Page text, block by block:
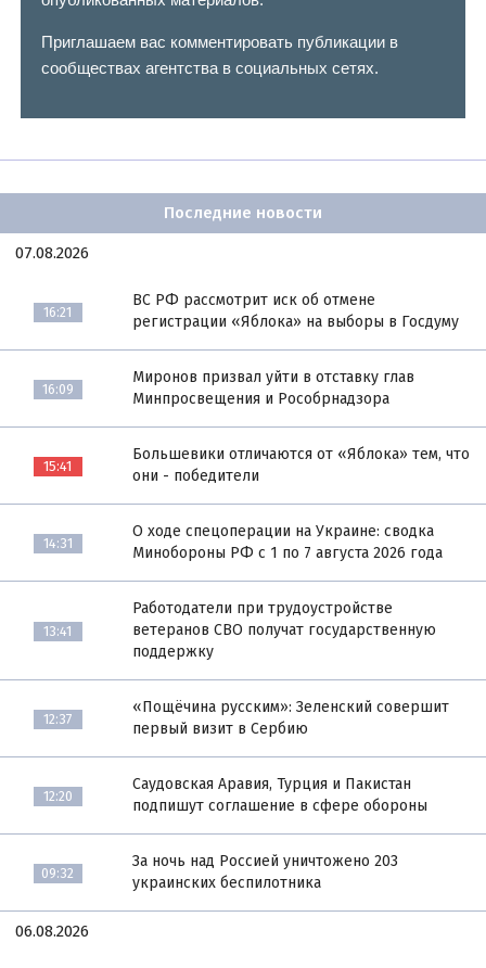
Приглашаем вас комментировать публикации в
сообществах агентства в социальных сетях.
Последние новости
07.08.2026
16:21
ВС РФ рассмотрит иск об отмене
регистрации «Яблока» на выборы в Госдуму
16:09
Миронов призвал уйти в отставку глав
Минпросвещения и Рособрнадзора
15:41
Большевики отличаются от «Яблока» тем, что
они - победители
14:31
О ходе спецоперации на Украине: сводка
Минобороны РФ с 1 по 7 августа 2026 года
13:41
Работодатели при трудоустройстве
ветеранов СВО получат государственную
поддержку
12:37
«Пощёчина русским»: Зеленский совершит
первый визит в Сербию
12:20
Саудовская Аравия, Турция и Пакистан
подпишут соглашение в сфере обороны
09:32
За ночь над Россией уничтожено 203
украинских беспилотника
06.08.2026